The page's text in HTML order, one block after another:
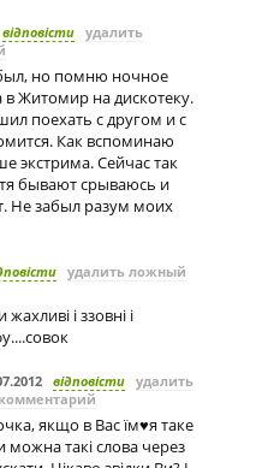
відповісти удалить
но помню ночное
в Житомир на дискотеку.
поехать с другом и с
Как вспоминаю
экстрима. Сейчас так
бывают срываюсь и
Не забыл разум моих
удалить ложный
і ззовні і
відповісти удалить
якщо в Вас їм♥я таке
можна такі слова через